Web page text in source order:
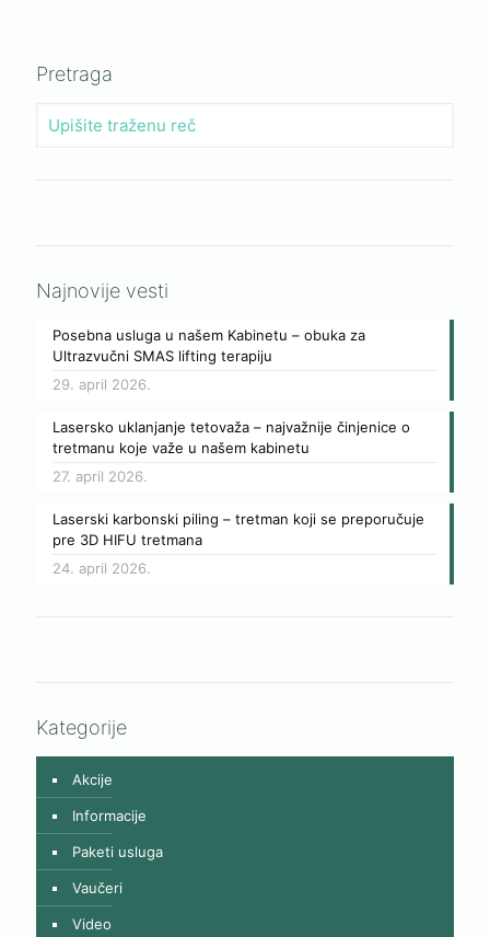
Pretraga
Najnovije vesti
Posebna usluga u našem Kabinetu – obuka za
Ultrazvučni SMAS lifting terapiju
29. april 2026.
Lasersko uklanjanje tetovaža – najvažnije činjenice o
tretmanu koje važe u našem kabinetu
27. april 2026.
Laserski karbonski piling – tretman koji se preporučuje
pre 3D HIFU tretmana
24. april 2026.
Kategorije
Akcije
Informacije
Paketi usluga
Vaučeri
Video